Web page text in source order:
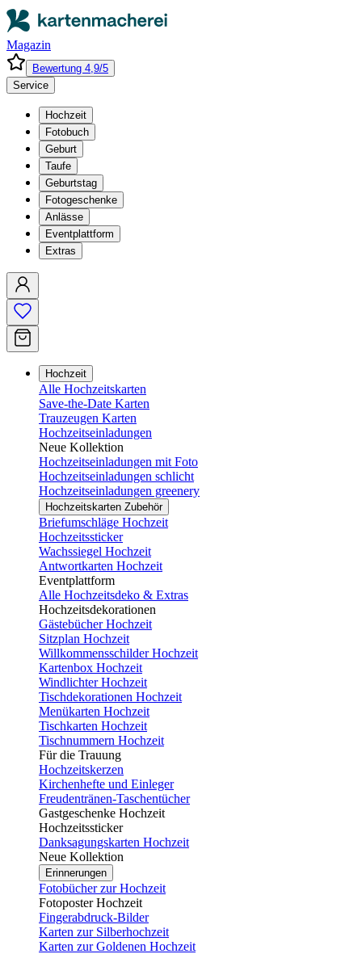
Magazin
Bewertung 4,9/5
Service
Hochzeit
Fotobuch
Geburt
Taufe
Geburtstag
Fotogeschenke
Anlässe
Eventplattform
Extras
Hochzeit
Alle Hochzeitskarten
Save-the-Date Karten
Trauzeugen Karten
Hochzeitseinladungen
Neue Kollektion
Hochzeitseinladungen mit Foto
Hochzeitseinladungen schlicht
Hochzeitseinladungen greenery
Hochzeitskarten Zubehör
Briefumschläge Hochzeit
Hochzeitssticker
Wachssiegel Hochzeit
Antwortkarten Hochzeit
Eventplattform
Alle Hochzeitsdeko & Extras
Hochzeitsdekorationen
Gästebücher Hochzeit
Sitzplan Hochzeit
Willkommensschilder Hochzeit
Kartenbox Hochzeit
Windlichter Hochzeit
Tischdekorationen Hochzeit
Menükarten Hochzeit
Tischkarten Hochzeit
Tischnummern Hochzeit
Für die Trauung
Hochzeitskerzen
Kirchenhefte und Einleger
Freudentränen-Taschentücher
Gastgeschenke Hochzeit
Hochzeitssticker
Danksagungskarten Hochzeit
Neue Kollektion
Erinnerungen
Fotobücher zur Hochzeit
Fotoposter Hochzeit
Fingerabdruck-Bilder
Karten zur Silberhochzeit
Karten zur Goldenen Hochzeit